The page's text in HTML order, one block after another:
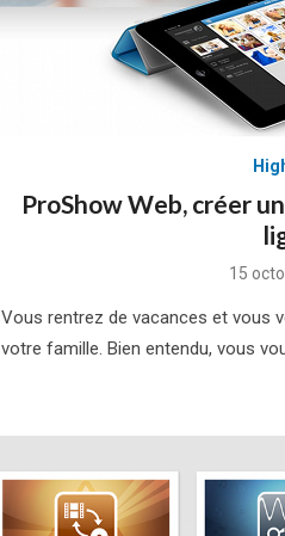
ProShow Web, créer
Posted
15
Vous rentrez de vacances et vous
votre famille. Bien entendu, vous